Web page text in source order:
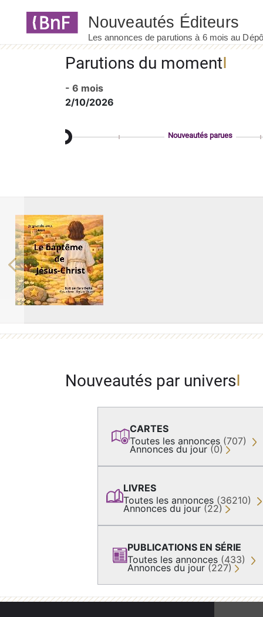
Parutions du moment
- 6 mois
2/10/2026
Nouveautés parues
Previous
Nouveautés par univers
CARTES
Toutes les annonces (707)
Annonces du jour (0)
LIVRES
Toutes les annonces (36210)
Annonces du jour (22)
PUBLICATIONS EN SÉRIE
Toutes les annonces (433)
Annonces du jour (227)